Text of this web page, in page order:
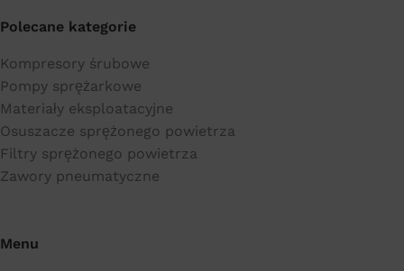
Polecane kategorie
Kompresory śrubowe
Pompy sprężarkowe
Materiały eksploatacyjne
Osuszacze sprężonego powietrza
Filtry sprężonego powietrza
Zawory pneumatyczne
Menu